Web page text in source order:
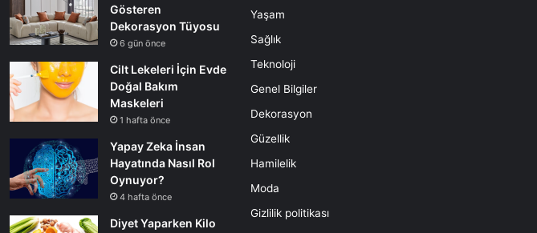
Gösteren
Dekorasyon Tüyosu
6 gün önce
Cilt Lekeleri İçin Evde
Doğal Bakım
Maskeleri
1 hafta önce
Yapay Zeka İnsan
Hayatında Nasıl Rol
Oynuyor?
4 hafta önce
Diyet Yaparken Kilo
Yaşam
Sağlık
Teknoloji
Genel Bilgiler
Dekorasyon
Güzellik
Hamilelik
Moda
Gizlilik politikası